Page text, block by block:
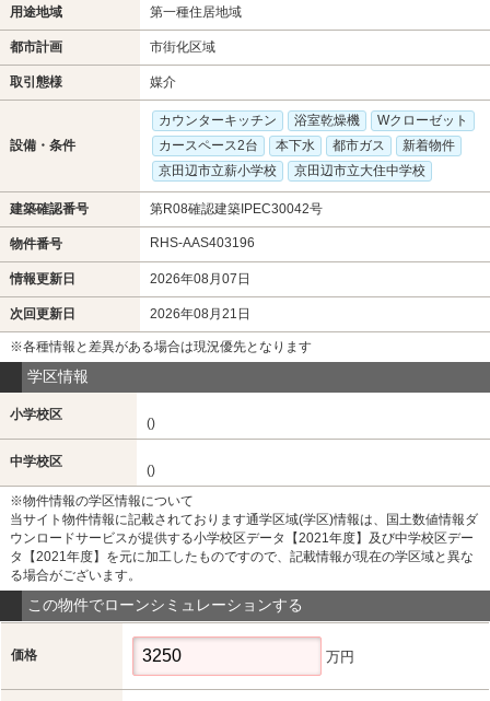
用途地域 第一種住居地域
都市計画 市街化区域
取引態様 媒介
設備・条件
カウンターキッチン 浴室乾燥機
Wクローゼット
カースペース2台
本下水 都市ガス
新着物件
京田辺市立薪小学校
京田辺市立大住中学校
建築確認番号 第R08確認建築IPEC30042号
物件番号 RHS-AAS403196
情報更新日 2026年08月07日
次回更新日 2026年08月21日
※各種情報と差異がある場合は現況優先となります
学区情報
小学校区
()
中学校区
()
※物件情報の学区情報について
当サイト物件情報に記載されております通学区域(学区)情報は、国土数値情報ダ
ウンロードサービスが提供する小学校区データ【2021年度】及び中学校区デー
タ【2021年度】を元に加工したものですので、記載情報が現在の学区域と異な
る場合がございます。
この物件でローンシミュレーションする
価格 万円